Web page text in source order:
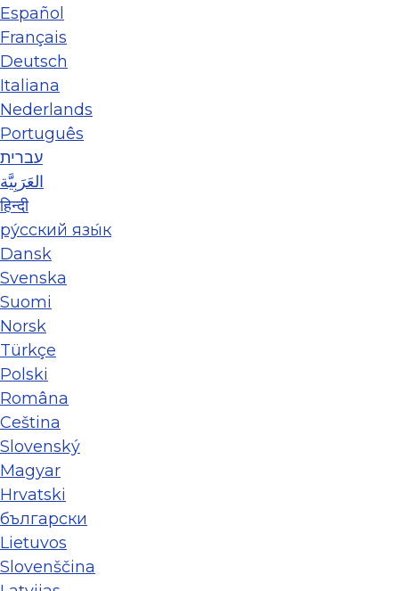
Español
Français
Deutsch
Italiana
Nederlands
Português
עברית
العَرَبِيَّة
हिन्दी
ру́сский язы́к
Dansk
Svenska
Suomi
Norsk
Türkçe
Polski
Româna
Ceština
Slovenský
Magyar
Hrvatski
български
Lietuvos
Slovenščina